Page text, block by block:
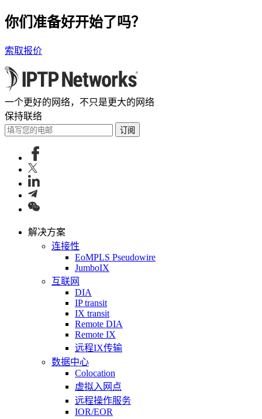
你们准备好开始了吗？
索取报价
一个更好的网络，不只是更大的网络
保持联络
订阅
解决方案
连接性
EoMPLS Pseudowire
JumboIX
互联网
DIA
IP transit
IX transit
Remote DIA
Remote IX
远程IX传输
数据中心
Colocation
虚拟入网点
远程操作服务
IOR/EOR